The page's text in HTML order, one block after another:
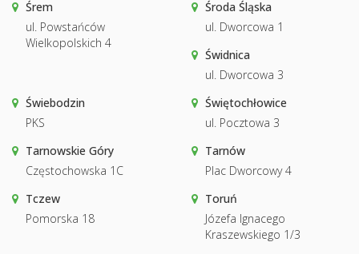
Śrem
ul. Powstańców
Wielkopolskich 4
Środa Śląska
ul. Dworcowa 1
Świdnica
ul. Dworcowa 3
Świebodzin
PKS
Świętochłowice
ul. Pocztowa 3
Tarnowskie Góry
Częstochowska 1C
Tarnów
Plac Dworcowy 4
Tczew
Pomorska 18
Toruń
Józefa Ignacego
Kraszewskiego 1/3